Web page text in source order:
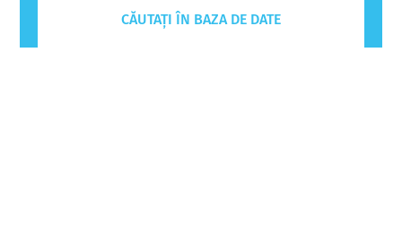
CĂUTAȚI ÎN BAZA DE DATE